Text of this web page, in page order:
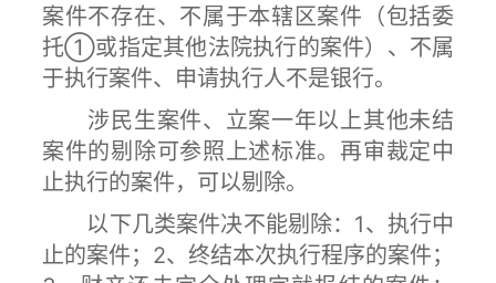
案件不存在、不属于本辖区案件（包括委
托①或指定其他法院执行的案件）、不属
于执行案件、申请执行人不是银行。
涉民生案件、立案一年以上其他未结
案件的剔除可参照上述标准。再审裁定中
止执行的案件，可以剔除。
以下几类案件决不能剔除：1、执行中
止的案件；2、终结本次执行程序的案件；